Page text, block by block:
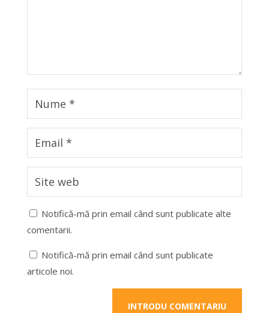
Notifică-mă prin email când sunt publicate alte
comentarii.
Notifică-mă prin email când sunt publicate
articole noi.
INTRODU COMENTARIU